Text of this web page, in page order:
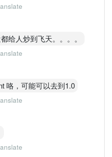
给人炒到飞天。。。。
咯，可能可以去到1.0